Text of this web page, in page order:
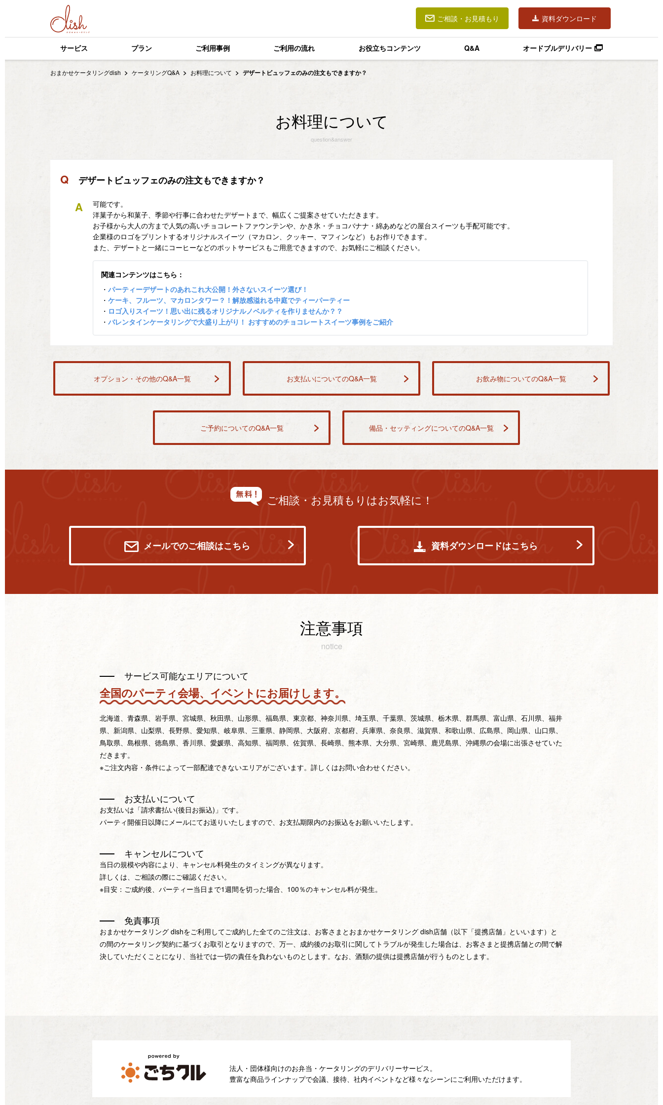
ご相談・お見積もり 資料ダウンロード
サービス プラン ご利用事例 ご利用の流れ お役立ちコンテンツ Q&A オードブルデリバリー
おまかせケータリングdish ケータリングQ&A お料理について デザートビュッフェのみの注文もできますか？
お料理について
question&answer
Q デザートビュッフェのみの注文もできますか？
A
可能です。
洋菓子から和菓子、季節や行事に合わせたデザートまで、幅広くご提案させていただきます。
お子様から大人の方まで人気の高いチョコレートファウンテンや、かき氷・チョコバナナ・綿あめなどの屋台スイーツも手配可能です。
企業様のロゴをプリントするオリジナルスイーツ（マカロン、クッキー、マフィンなど）もお作りできます。
また、デザートと一緒にコーヒーなどのポットサービスもご用意できますので、お気軽にご相談ください。
関連コンテンツはこちら：
・ パーティーデザートのあれこれ大公開！外さないスイーツ選び！
・ ケーキ、フルーツ、マカロンタワー？！解放感溢れる中庭でティーパーティー
・ ロゴ入りスイーツ！思い出に残るオリジナルノベルティを作りませんか？？
・ バレンタインケータリングで大盛り上がり！ おすすめのチョコレートスイーツ事例をご紹介
オプション・その他のQ&A一覧 お支払いについてのQ&A一覧 お飲み物についてのQ&A一覧
ご予約についてのQ&A一覧 備品・セッティングについてのQ&A一覧
ご相談・お見積もりはお気軽に！
メールでのご相談はこちら 資料ダウンロードはこちら
注意事項
notice
サービス可能なエリアについて
全国のパーティ会場、イベントにお届けします。
北海道、青森県、岩手県、宮城県、秋田県、山形県、福島県、東京都、神奈川県、埼玉県、千葉県、茨城県、栃木県、群馬県、富山県、石川県、福井
県、新潟県、山梨県、長野県、愛知県、岐阜県、三重県、静岡県、大阪府、京都府、兵庫県、奈良県、滋賀県、和歌山県、広島県、岡山県、山口県、
鳥取県、島根県、徳島県、香川県、愛媛県、高知県、福岡県、佐賀県、長崎県、熊本県、大分県、宮崎県、鹿児島県、沖縄県の会場に出張させていた
だきます。
※ご注文内容・条件によって一部配達できないエリアがございます。詳しくはお問い合わせください。
お支払いについて
お支払いは「請求書払い(後日お振込)」です。
パーティ開催日以降にメールにてお送りいたしますので、お支払期限内のお振込をお願いいたします。
キャンセルについて
当日の規模や内容により、キャンセル料発生のタイミングが異なります。
詳しくは、ご相談の際にご確認ください。
※目安：ご成約後、パーティー当日まで1週間を切った場合、100％のキャンセル料が発生。
免責事項
おまかせケータリング dishをご利用してご成約した全てのご注文は、お客さまとおまかせケータリング dish店舗（以下「提携店舗」といいます）と
の間のケータリング契約に基づくお取引となりますので、万一、成約後のお取引に関してトラブルが発生した場合は、お客さまと提携店舗との間で解
決していただくことになり、当社では一切の責任を負わないものとします。なお、酒類の提供は提携店舗が行うものとします。
法人・団体様向けのお弁当・ケータリングのデリバリーサービス。
豊富な商品ラインナップで会議、接待、 社内イベントなど様々なシーンにご利用いただけます。